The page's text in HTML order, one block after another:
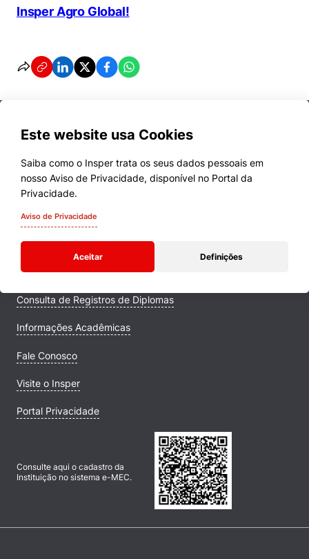
Insper Agro Global!
Este website usa Cookies
Saiba como o Insper trata os seus dados pessoais em
nosso Aviso de Privacidade, disponível no Portal da
Privacidade.
Aviso de Privacidade
Aceitar Definições
Cursos
Quem Somos
Comunidade Transforme
Campus
Consulta de Registros de Diplomas
Informações Acadêmicas
Fale Conosco
Visite o Insper
Portal Privacidade
Consulte aqui o cadastro da
Instituição no sistema e-MEC.